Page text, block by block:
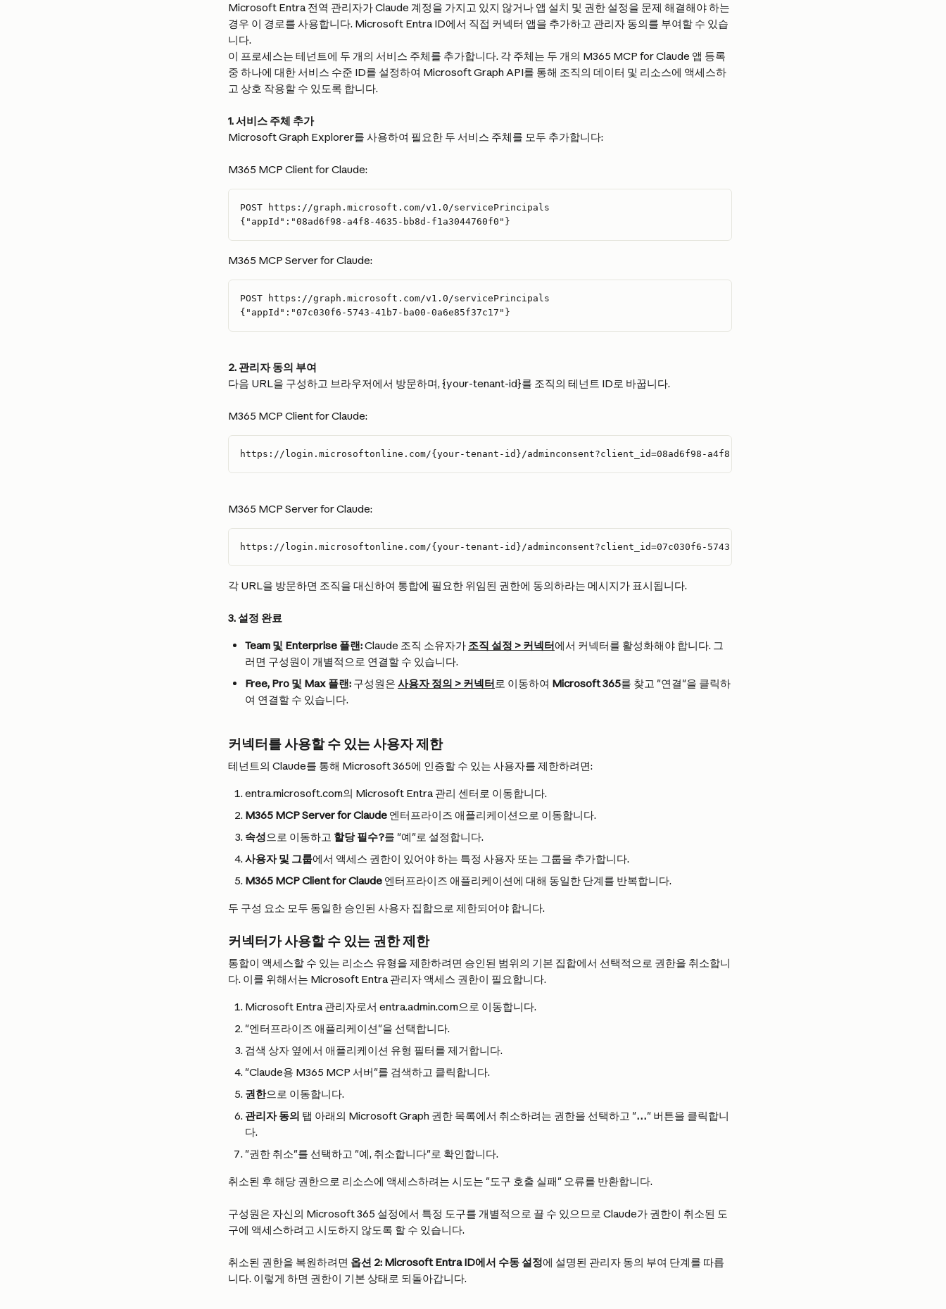
Microsoft Entra 전역 관리자가 Claude 계정을 가지고 있지 않거나 앱 설치 및 권한 설정을 문제 해결해야 하는
경우 이 경로를 사용합니다. Microsoft Entra ID에서 직접 커넥터 앱을 추가하고 관리자 동의를 부여할 수 있습
니다.
이 프로세스는 테넌트에 두 개의 서비스 주체를 추가합니다. 각 주체는 두 개의 M365 MCP for Claude 앱 등록
중 하나에 대한 서비스 수준 ID를 설정하여 Microsoft Graph API를 통해 조직의 데이터 및 리소스에 액세스하
고 상호 작용할 수 있도록 합니다.
1. 서비스 주체 추가
Microsoft Graph Explorer를 사용하여 필요한 두 서비스 주체를 모두 추가합니다:
M365 MCP Client for Claude:
POST https://graph.microsoft.com/v1.0/servicePrincipals
{"appId":"08ad6f98-a4f8-4635-bb8d-f1a3044760f0"}
M365 MCP Server for Claude:
POST https://graph.microsoft.com/v1.0/servicePrincipals
{"appId":"07c030f6-5743-41b7-ba00-0a6e85f37c17"}
2. 관리자 동의 부여
다음 URL을 구성하고 브라우저에서 방문하며, {your-tenant-id}를 조직의 테넌트 ID로 바꿉니다.
M365 MCP Client for Claude:
https://login.microsoftonline.com/{your-tenant-id}/adminconsent?client_id=08ad6f98-a4f8-4635-bb8d-f1a3044760f0
M365 MCP Server for Claude:
https://login.microsoftonline.com/{your-tenant-id}/adminconsent?client_id=07c030f6-5743-41b7-ba00-0a6e85f37c17
각 URL을 방문하면 조직을 대신하여 통합에 필요한 위임된 권한에 동의하라는 메시지가 표시됩니다.
3. 설정 완료
Team 및 Enterprise 플랜: Claude 조직 소유자가 조직 설정 > 커넥터에서 커넥터를 활성화해야 합니다. 그
러면 구성원이 개별적으로 연결할 수 있습니다.
Free, Pro 및 Max 플랜: 구성원은 사용자 정의 > 커넥터로 이동하여 Microsoft 365를 찾고 "연결"을 클릭하
여 연결할 수 있습니다.
커넥터를 사용할 수 있는 사용자 제한
테넌트의 Claude를 통해 Microsoft 365에 인증할 수 있는 사용자를 제한하려면:
entra.microsoft.com의 Microsoft Entra 관리 센터로 이동합니다.
M365 MCP Server for Claude 엔터프라이즈 애플리케이션으로 이동합니다.
속성으로 이동하고 할당 필수?를 "예"로 설정합니다.
사용자 및 그룹에서 액세스 권한이 있어야 하는 특정 사용자 또는 그룹을 추가합니다.
M365 MCP Client for Claude 엔터프라이즈 애플리케이션에 대해 동일한 단계를 반복합니다.
두 구성 요소 모두 동일한 승인된 사용자 집합으로 제한되어야 합니다.
커넥터가 사용할 수 있는 권한 제한
통합이 액세스할 수 있는 리소스 유형을 제한하려면 승인된 범위의 기본 집합에서 선택적으로 권한을 취소합니
다. 이를 위해서는 Microsoft Entra 관리자 액세스 권한이 필요합니다.
Microsoft Entra 관리자로서 entra.admin.com으로 이동합니다.
"엔터프라이즈 애플리케이션"을 선택합니다.
검색 상자 옆에서 애플리케이션 유형 필터를 제거합니다.
"Claude용 M365 MCP 서버"를 검색하고 클릭합니다.
권한으로 이동합니다.
관리자 동의 탭 아래의 Microsoft Graph 권한 목록에서 취소하려는 권한을 선택하고 "…" 버튼을 클릭합니
다.
"권한 취소"를 선택하고 "예, 취소합니다"로 확인합니다.
취소된 후 해당 권한으로 리소스에 액세스하려는 시도는 "도구 호출 실패" 오류를 반환합니다.
구성원은 자신의 Microsoft 365 설정에서 특정 도구를 개별적으로 끌 수 있으므로 Claude가 권한이 취소된 도
구에 액세스하려고 시도하지 않도록 할 수 있습니다.
취소된 권한을 복원하려면 옵션 2: Microsoft Entra ID에서 수동 설정에 설명된 관리자 동의 부여 단계를 따릅
니다. 이렇게 하면 권한이 기본 상태로 되돌아갑니다.